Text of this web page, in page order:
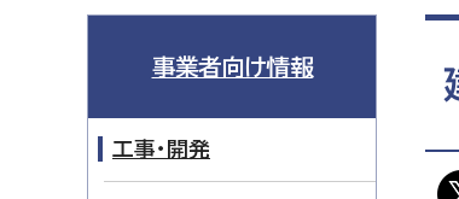
事業者向け情報
工事・開発